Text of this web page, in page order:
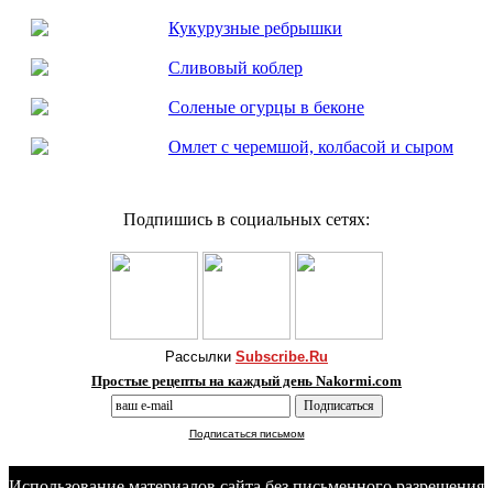
Кукурузные ребрышки
Сливовый коблер
Соленые огурцы в беконе
Омлет с черемшой, колбасой и сыром
Подпишись в социальных сетях:
Рассылки Subscribe.Ru
Простые рецепты на каждый день Nakormi.com
Подписаться письмом